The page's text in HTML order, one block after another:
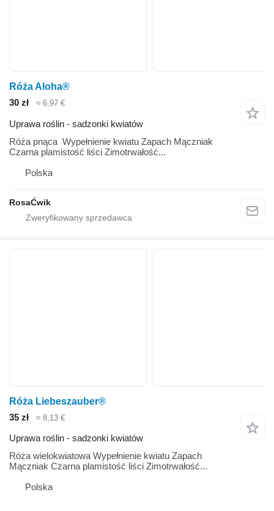
Róża Aloha®
30 zł
≈ 6,97 €
Uprawa roślin - sadzonki kwiatów
Róża pnąca Wypełnienie kwiatu Zapach Mączniak
Czarna plamistość liści Zimotrwałość...
Polska
RosaĆwik
Róża Liebeszauber®
35 zł
≈ 8,13 €
Uprawa roślin - sadzonki kwiatów
Róża wielokwiatowa Wypełnienie kwiatu Zapach
Mączniak Czarna plamistość liści Zimotrwałość...
Polska